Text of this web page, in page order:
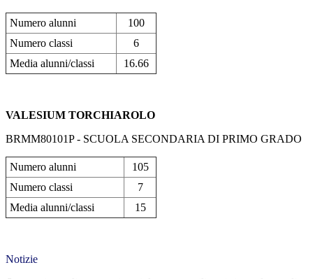
Numero alunni
100
Numero classi
6
Media alunni/classi
16.66
VALESIUM TORCHIAROLO
BRMM80101P - SCUOLA SECONDARIA DI PRIMO GRADO
Numero alunni
105
Numero classi
7
Media alunni/classi
15
Notizie